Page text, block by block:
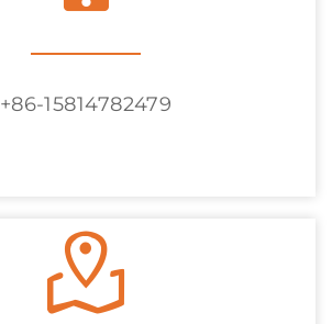
+86-15814782479